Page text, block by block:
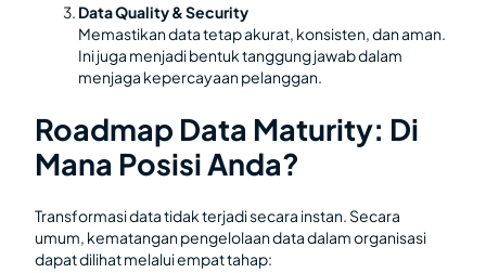
Data Quality & Security
Memastikan data tetap akurat, konsisten, dan aman.
Ini juga menjadi bentuk tanggung jawab dalam
menjaga kepercayaan pelanggan.
Roadmap Data Maturity: Di
Mana Posisi Anda?
Transformasi data tidak terjadi secara instan. Secara
umum, kematangan pengelolaan data dalam organisasi
dapat dilihat melalui empat tahap: